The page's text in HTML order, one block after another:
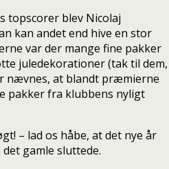
topscorer blev Nicolaj
kan andet end hive en stor
var der mange fine pakker
juledekorationer (tak til dem,
nævnes, at blandt præmierne
pakker fra klubbens nyligt
– lad os håbe, at det nye år
gamle sluttede.